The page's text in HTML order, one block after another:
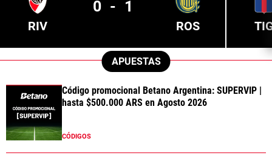
RIV
0 - 1
ROS
APUESTAS
Código promocional Betano Argentina: SUPERVIP |
hasta $500.000 ARS en Agosto 2026
CÓDIGOS